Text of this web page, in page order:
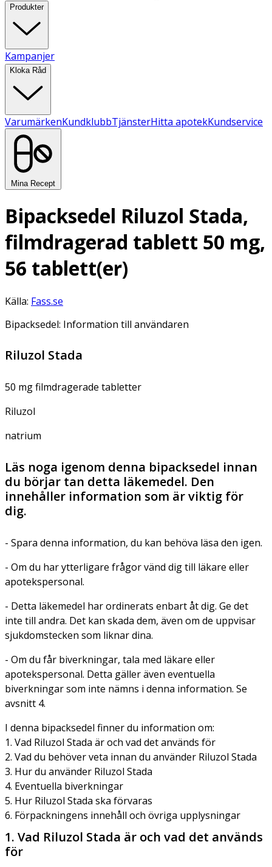
Produkter
Kampanjer
Kloka Råd
VarumärkenKundklubbTjänsterHitta apotekKundservice
Mina Recept
Bipacksedel Riluzol Stada,
filmdragerad tablett 50 mg,
56 tablett(er)
Källa: Fass.se
Bipacksedel: Information till användaren
Riluzol Stada
50 mg filmdragerade tabletter
Riluzol
natrium
Läs noga igenom denna bipacksedel innan
du börjar tan detta läkemedel. Den
innehåller information som är viktig för
dig.
- Spara denna information, du kan behöva läsa den igen.
- Om du har ytterligare frågor vänd dig till läkare eller
apotekspersonal.
- Detta läkemedel har ordinerats enbart åt dig. Ge det
inte till andra. Det kan skada dem, även om de uppvisar
sjukdomstecken som liknar dina.
- Om du får biverkningar, tala med läkare eller
apotekspersonal. Detta gäller även eventuella
biverkningar som inte nämns i denna information. Se
avsnitt 4.
I denna bipacksedel finner du information om:
1. Vad Riluzol Stada är och vad det används för
2. Vad du behöver veta innan du använder Riluzol Stada
3. Hur du använder Riluzol Stada
4. Eventuella biverkningar
5. Hur Riluzol Stada ska förvaras
6. Förpackningens innehåll och övriga upplysningar
1. Vad Riluzol Stada är och vad det används
för